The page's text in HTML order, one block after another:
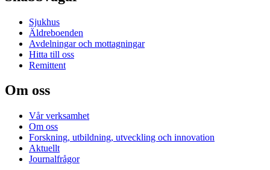
Sjukhus
Äldreboenden
Avdelningar och mottagningar
Hitta till oss
Remittent
Om oss
Vår verksamhet
Om oss
Forskning, utbildning, utveckling och innovation
Aktuellt
Journalfrågor